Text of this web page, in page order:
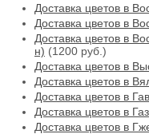
Доставка цветов в
Доставка цветов в
Доставка цветов в
н) (1200 руб.)
Доставка цветов в
Доставка цветов в
Доставка цветов в
Доставка цветов в
Доставка цветов в